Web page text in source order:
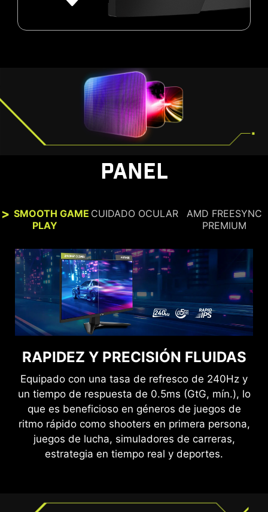
PANEL
SMOOTH GAME
PLAY
CUIDADO OCULAR
AMD FREESYNC
PREMIUM
RAPIDEZ Y PRECISIÓN FLUIDAS
Equipado con una tasa de refresco de 240Hz y
un tiempo de respuesta de 0.5ms (GtG, mín.), lo
que es beneficioso en géneros de juegos de
ritmo rápido como shooters en primera persona,
juegos de lucha, simuladores de carreras,
estrategia en tiempo real y deportes.
VE CON CLARIDAD, JUEGA CON
COMODIDAD.
Las tecnologías Anti-Flicker y de Reducción de
Luz Azul ofrecen una experiencia visual mucho
más cómoda al reducir el parpadeo y mostrar
niveles más bajos de luz azul. Puedes jugar
durante más tiempo sin sentir fatiga visual.